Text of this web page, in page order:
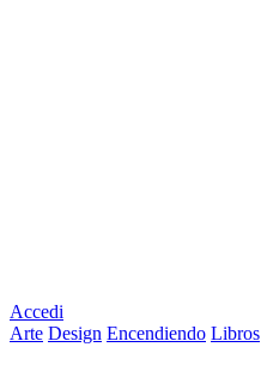
Accedi
Arte Design Encendiendo Libros